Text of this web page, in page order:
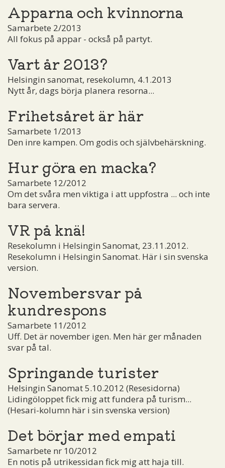
Apparna och kvinnorna
Samarbete 2/2013
All fokus på appar - också på partyt.
Vart år 2013?
Helsingin sanomat, resekolumn, 4.1.2013
Nytt år, dags börja planera resorna...
Frihetsåret är här
Samarbete 1/2013
Den inre kampen. Om godis och självbehärskning.
Hur göra en macka?
Samarbete 12/2012
Om det svåra men viktiga i att uppfostra ... och inte
bara servera.
VR på knä!
Resekolumn i Helsingin Sanomat, 23.11.2012.
Resekolumn i Helsingin Sanomat. Här i sin svenska
version.
Novembersvar på
kundrespons
Samarbete 11/2012
Uff. Det är november igen. Men här ger månaden
svar på tal.
Springande turister
Helsingin Sanomat 5.10.2012 (Resesidorna)
Lidingöloppet fick mig att fundera på turism...
(Hesari-kolumn här i sin svenska version)
Det börjar med empati
Samarbete nr 10/2012
En notis på utrikessidan fick mig att haja till.